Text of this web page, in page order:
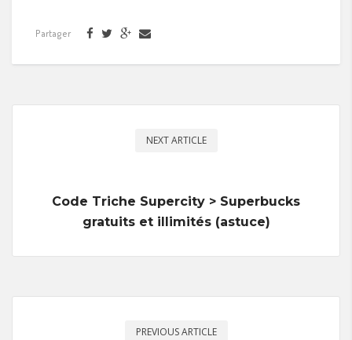
Partager
NEXT ARTICLE
Code Triche Supercity > Superbucks
gratuits et illimités (astuce)
PREVIOUS ARTICLE